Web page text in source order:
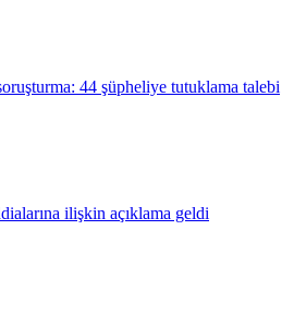
44 şüpheliye tutuklama talebi
ilişkin açıklama geldi